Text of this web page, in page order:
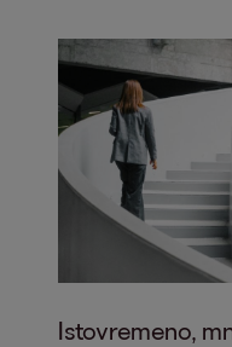
Istovremeno,